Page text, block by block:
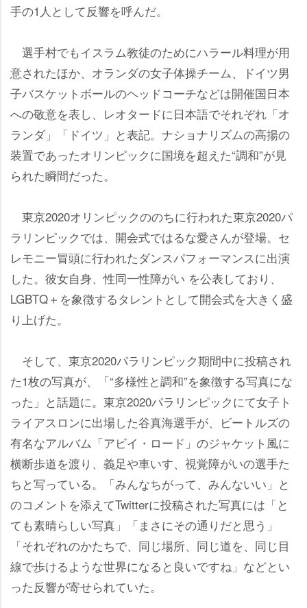
手の1人として反響を呼んだ。
選手村でもイスラム教徒のためにハラール料理が用
意されたほか、オランダの女子体操チーム、ドイツ男
子バスケットボールのヘッドコーチなどは開催国日本
への敬意を表し、レオタードに日本語でそれぞれ「オ
ランダ」「ドイツ」と表記。ナショナリズムの高揚の
装置であったオリンピックに国境を超えた“調和”が見
られた瞬間だった。
東京2020オリンピックののちに行われた東京2020パ
ラリンピックでは、開会式ではるな愛さんが登場。セ
レモニー冒頭に行われたダンスパフォーマンスに出演
した。彼女自身、性同一性障がい を公表しており、
LGBTQ＋を象徴するタレントとして開会式を大きく盛
り上げた。
そして、東京2020パラリンピック期間中に投稿され
た1枚の写真が、「“多様性と調和”を象徴する写真にな
った」と話題に。東京2020パラリンピックにて女子ト
ライアスロンに出場した谷真海選手が、ビートルズの
有名なアルバム「アビイ・ロード」のジャケット風に
横断歩道を渡り、義足や車いす、視覚障がいの選手た
ちと写っている。「みんなちがって、みんないい」と
のコメントを添えてTwitterに投稿された写真には「と
ても素晴らしい写真」「まさにその通りだと思う」
「それぞれのかたちで、同じ場所、同じ道を、同じ目
線で歩けるような世界になると良いですね」などとい
った反響が寄せられていた。